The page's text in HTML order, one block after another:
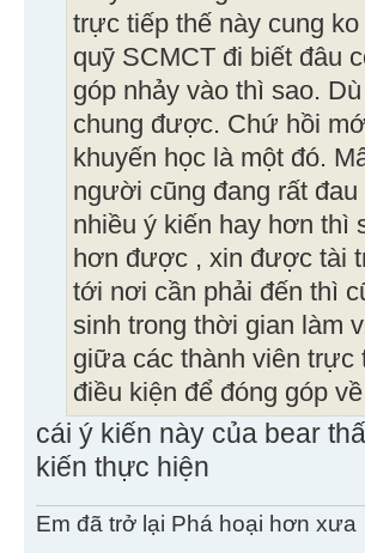
trực tiếp thế này cung
quỹ SCMCT đi biết đâu
góp nhảy vào thì sao.
chung được. Chứ hồi
khuyến học là một đó.
người cũng đang rất
nhiều ý kiến hay hơn thì
hơn được , xin được tài
tới nơi cần phải đến thì
sinh trong thời gian làm
giữa các thành viên trực
điều kiện để đóng góp
cái ý kiến này của bear
kiến thực hiện
Em đã trở lại Phá hoại hơn xưa